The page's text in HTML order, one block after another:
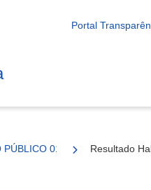
Portal
01/2026 - Resultado